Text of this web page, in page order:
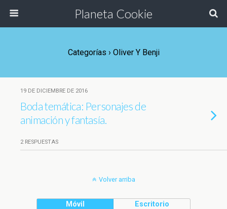
Planeta Cookie
Categorías › Oliver Y Benji
19 DE DICIEMBRE DE 2016
Boda temática: Personajes de
animación y fantasía.
2 RESPUESTAS
Volver arriba
Móvil Escritorio